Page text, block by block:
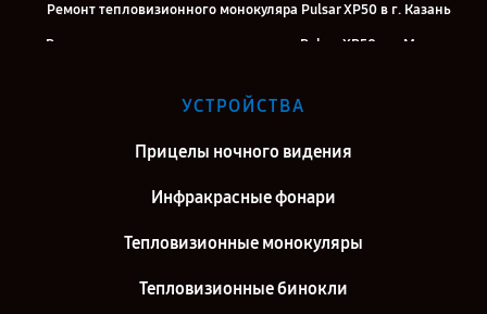
Ремонт тепловизионного монокуляра Pulsar XP50 в г. Казань
Ремонт тепловизионного монокуляра Pulsar XP50 в г. Москва
Петербург
УСТРОЙСТВА
Прицелы ночного видения
Инфракрасные фонари
Тепловизионные монокуляры
Тепловизионные бинокли